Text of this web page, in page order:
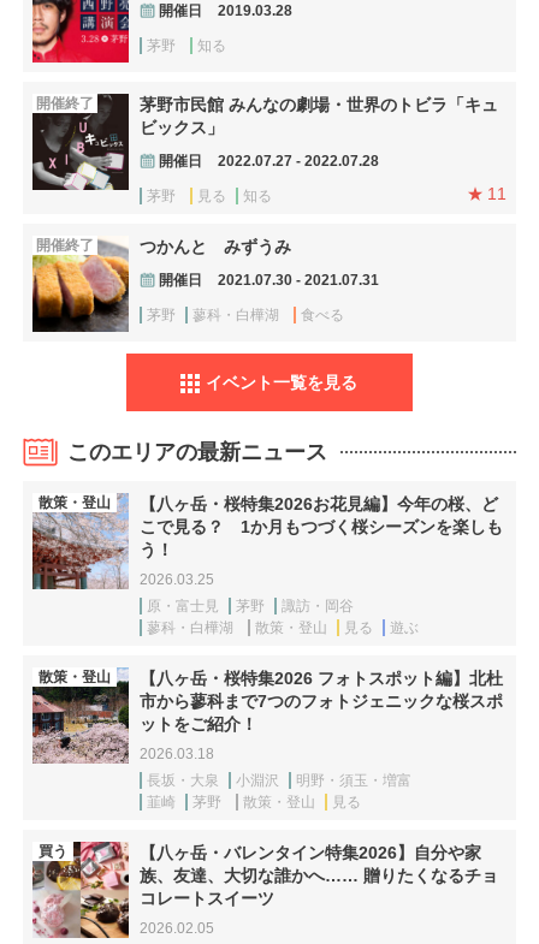
開催日 2019.03.28
茅野 知る
開催終了
茅野市民館 みんなの劇場・世界のトビラ「キュ
ビックス」
開催日 2022.07.27 - 2022.07.28
茅野 見る 知る 11
開催終了 つかんと みずうみ
開催日 2021.07.30 - 2021.07.31
茅野 蓼科・白樺湖 食べる
イベント一覧を見る
このエリアの最新ニュース
散策・登山
【八ヶ岳・桜特集2026お花見編】今年の桜、ど
こで見る？ 1か月もつづく桜シーズンを楽しも
う！
2026.03.25
原・富士見
茅野
諏訪・岡谷
蓼科・白樺湖
散策・登山 見る 遊ぶ
散策・登山
【八ヶ岳・桜特集2026 フォトスポット編】北杜
市から蓼科まで7つのフォトジェニックな桜スポ
ットをご紹介！
2026.03.18
長坂・大泉
小淵沢
明野・須玉・増富
韮崎
茅野 散策・登山 見る
買う
【八ヶ岳・バレンタイン特集2026】自分や家
族、友達、大切な誰かへ…… 贈りたくなるチョ
コレートスイーツ
2026.02.05